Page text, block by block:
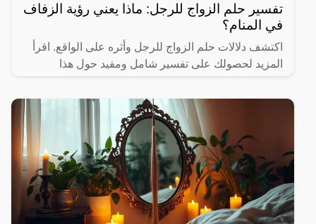
تفسير حلم الزواج للرجل: ماذا يعني رؤية الزفاف
في المنام؟
اكتشف دلالات حلم الزواج للرجل وأثره على الواقع. اقرأ
المزيد لحصولك على تفسير شامل ومفيد حول هذا